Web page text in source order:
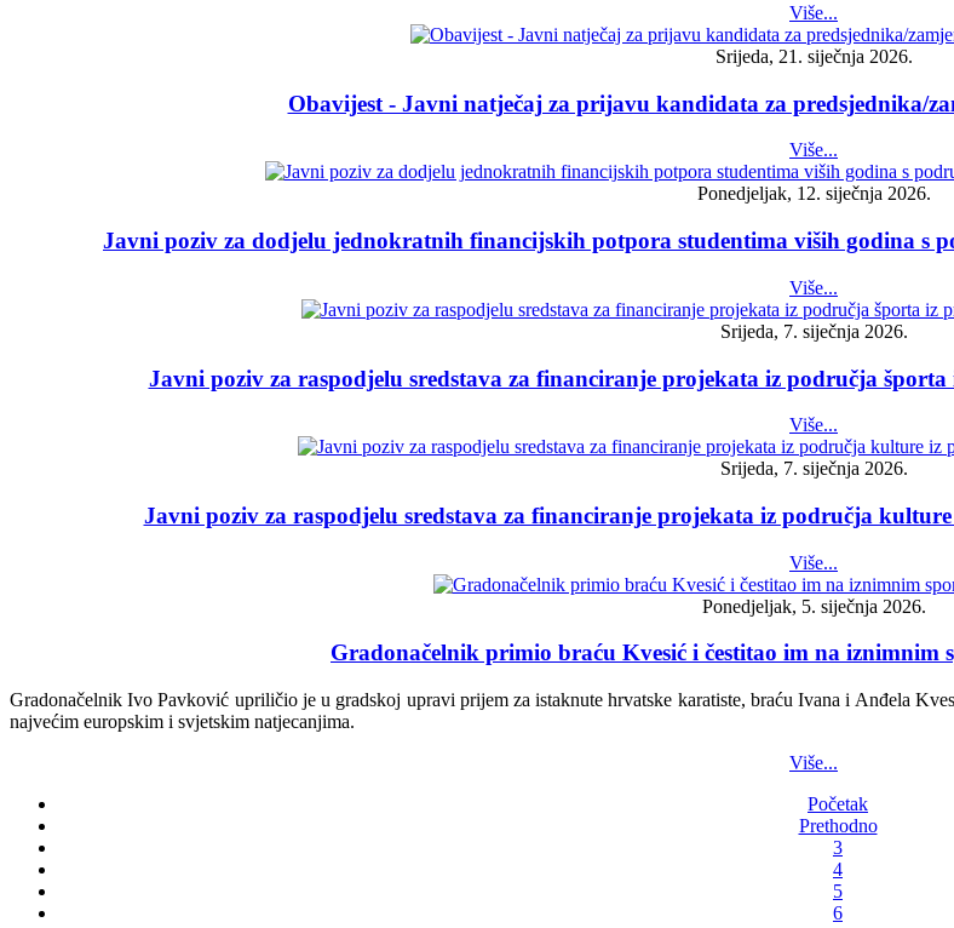
Više...
Srijeda, 21. siječnja 2026.
Obavijest - Javni natječaj za prijavu kandidata za predsjednika/
Više...
Ponedjeljak, 12. siječnja 2026.
Javni poziv za dodjelu jednokratnih financijskih potpora studentima viših godina s
Više...
Srijeda, 7. siječnja 2026.
Javni poziv za raspodjelu sredstava za financiranje projekata iz područja
Više...
Srijeda, 7. siječnja 2026.
Javni poziv za raspodjelu sredstava za financiranje projekata iz područja
Više...
Ponedjeljak, 5. siječnja 2026.
Gradonačelnik primio braću Kvesić i čestitao im na iznimnim
Gradonačelnik Ivo Pavković upriličio je u gradskoj upravi prijem za istaknute hrvatske karatiste, braću Ivana i Anđela
najvećim europskim i svjetskim natjecanjima.
Više...
Početak
Prethodno
3
4
5
6